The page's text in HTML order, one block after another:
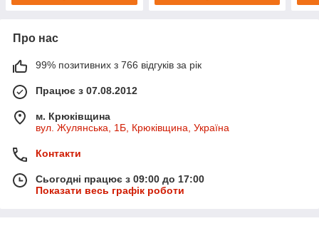
Про нас
99% позитивних з 766 відгуків за рік
Працює з 07.08.2012
м. Крюківщина
вул. Жулянська, 1Б, Крюківщина, Україна
Контакти
Сьогодні працює з 09:00 до 17:00
Показати весь графік роботи